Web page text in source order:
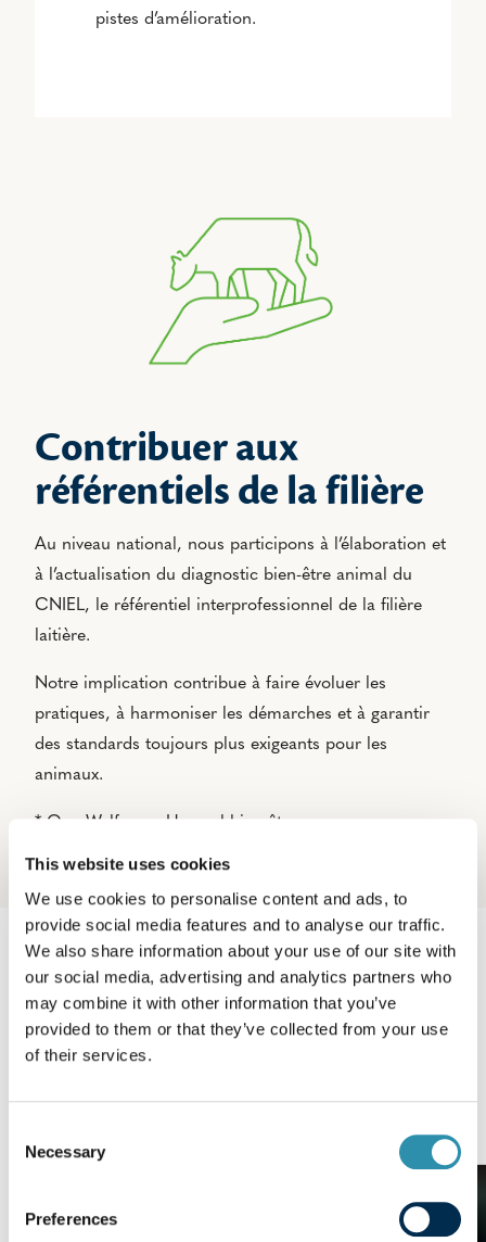
This website uses cookies
We use cookies to personalise content and ads, to
provide social media features and to analyse our traffic.
We also share information about your use of our site with
our social media, advertising and analytics partners who
may combine it with other information that you’ve
provided to them or that they’ve collected from your use
of their services.
Selection
Necessary
Preferences
pistes d’amélioration.
Contribuer aux
référentiels de la filière
Au niveau national, nous participons à l’élaboration et
à l’actualisation du diagnostic bien-être animal du
CNIEL, le référentiel interprofessionnel de la filière
laitière.
Notre implication contribue à faire évoluer les
pratiques, à harmoniser les démarches et à garantir
des standards toujours plus exigeants pour les
animaux.
* One Welfare = Un seul bien-être.
Explorer nos autres
engagements et
témoignages